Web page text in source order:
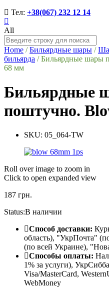
Тел: +38(067) 232 12 14
All
Home / Бильярдные шары /
бильярда / Бильярдные шары
68 мм
Бильярдные
поштучно.
SKU: 05_064-TW
Roll over image to zoom in
Click to open expanded view
187 грн.
Status:В наличии
Способ доставки:
область), "УкрПочта"
(по всей Украине),
Способы оплаты:
1% за услуги),
Visa/МаsterСard,
WebMoney